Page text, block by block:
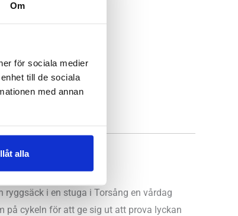
Om
för sociala medier
till de sociala
med annan
alla
i en stuga i Torsång en vårdag
på cykeln för att ge sig ut att prova lyckan